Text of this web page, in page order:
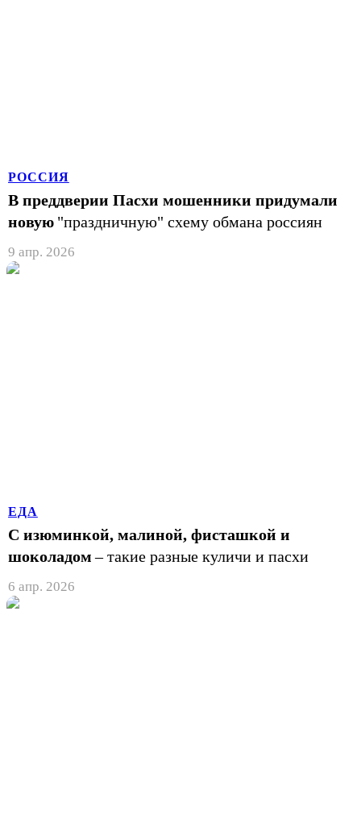
РОССИЯ
В преддверии Пасхи мошенники придумали
новую "праздничную" схему обмана россиян
9 апр. 2026
ЕДА
С изюминкой, малиной, фисташкой и
шоколадом – такие разные куличи и пасхи
6 апр. 2026